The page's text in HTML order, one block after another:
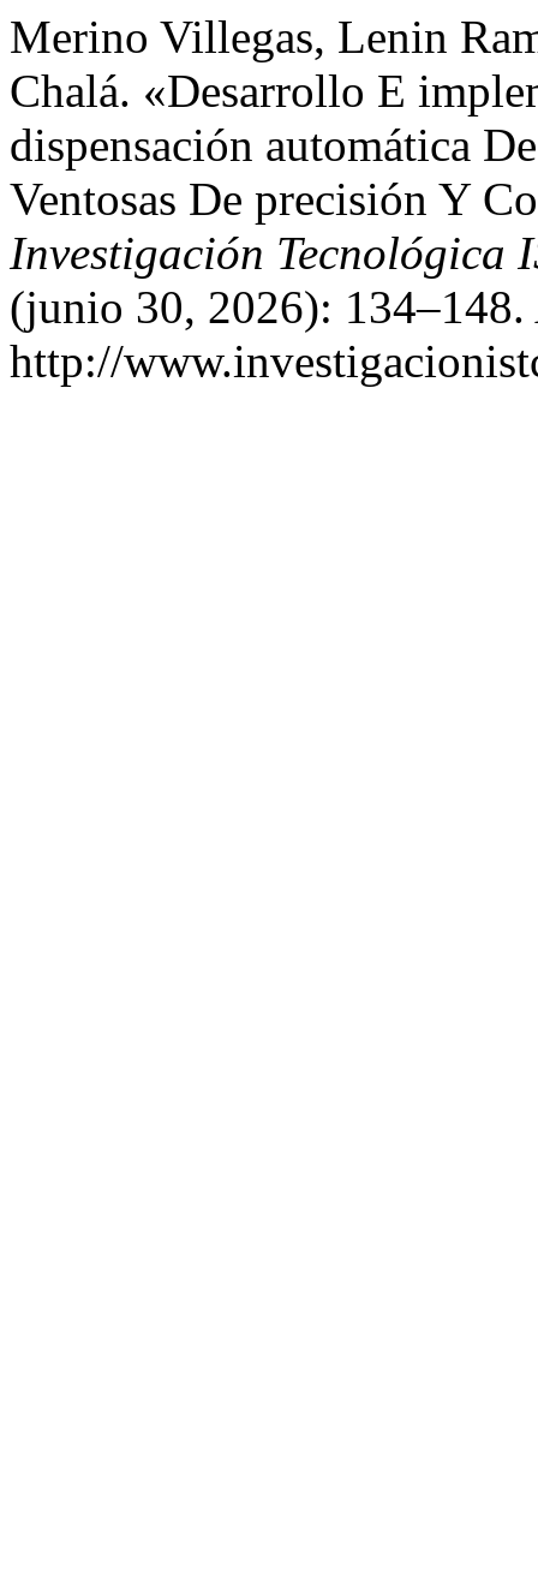
Merino Villegas, Lenin
Chalá. «Desarrollo E
dispensación automática
Ventosas De precisión Y
Investigación Tecnológica
(junio 30, 2026):
http://